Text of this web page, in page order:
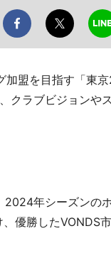
盟を目指す「東
クラブビジョンや
年シーズンの
優勝したVONDS